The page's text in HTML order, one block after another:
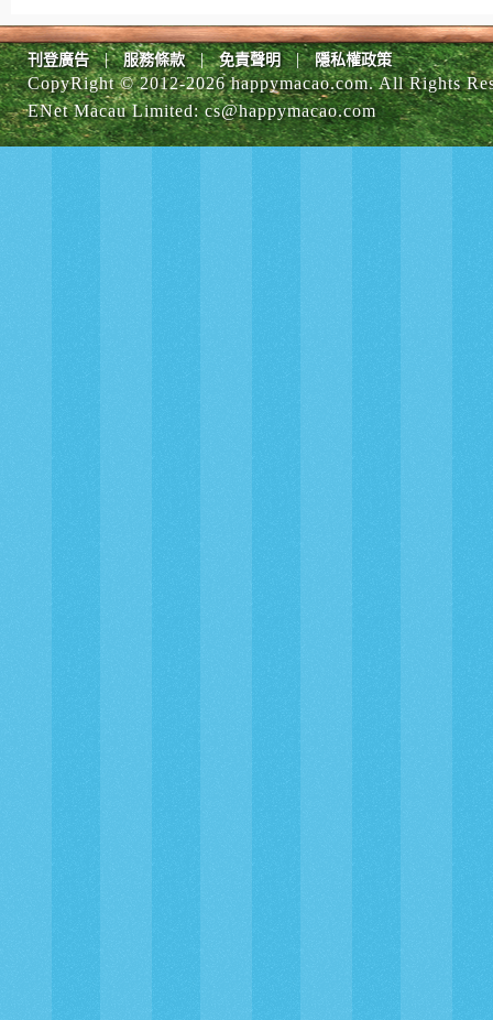
刊登廣告 | 服務條款 | 免責聲明 | 隱私權政策
CopyRight © 2012-2026 happymacao.com. All Rights
ENet Macau Limited:cs@happymacao.com